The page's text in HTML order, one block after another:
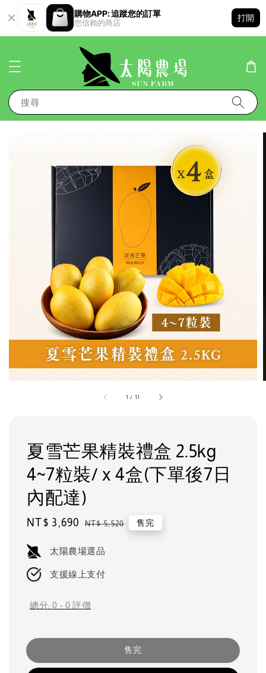
購物APP: 追蹤您的訂單
您信賴的商店
打開
搜尋
1 / 11
夏雪芒果精裝禮盒 2.5kg
4~7粒裝/ x 4盒(下單後7日
內配達)
Sale
NT$ 3,690 Regular
NT$ 5,520 售完
太陽農場選品
支援線上支付
總分:0 - 0 評價
售完